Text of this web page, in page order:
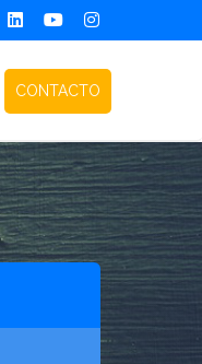
CONTACTO